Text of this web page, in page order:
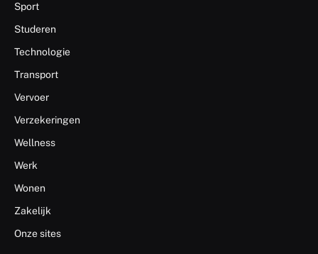
Sport
Studeren
Technologie
Transport
Vervoer
Verzekeringen
Wellness
Werk
Wonen
Zakelijk
Onze sites